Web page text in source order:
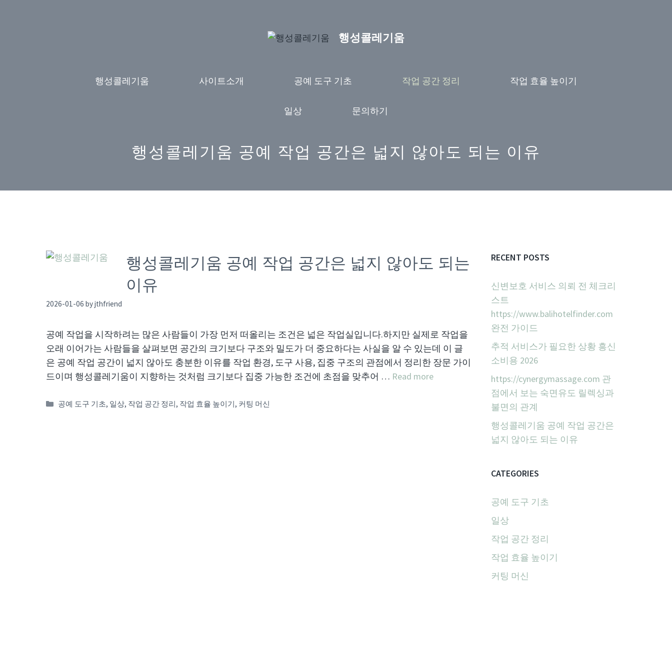
행성콜레기움
행성콜레기움 사이트소개 공예 도구 기초 작업 공간 정리 작업 효율 높이기
일상 문의하기
행성콜레기움 공예 작업 공간은 넓지 않아도 되는 이유
행성콜레기움 공예 작업 공간은 넓지 않아도 되는
이유
2026-01-06 byjthfriend
공예 작업을 시작하려는 많은 사람들이 가장 먼저 떠올리는 조건은 넓은 작업실입니다.하지만 실제로 작업을
오래 이어가는 사람들을 살펴보면 공간의 크기보다 구조와 밀도가 더 중요하다는 사실을 알 수 있는데 이 글
은 공예 작업 공간이 넓지 않아도 충분한 이유를 작업 환경, 도구 사용, 집중 구조의 관점에서 정리한 장문 가이
드이며 행성콜레기움이 지향하는 것처럼 크기보다 집중 가능한 조건에 초점을 맞추어 … Read more
Categories
공예 도구 기초, 일상, 작업 공간 정리, 작업 효율 높이기, 커팅 머신
RECENT POSTS
신변보호 서비스 의뢰 전 체크리
스트
https://www.balihotelfinder.com
완전 가이드
추적 서비스가 필요한 상황 흥신
소비용 2026
https://cynergymassage.com 관
점에서 보는 숙면유도 릴렉싱과
불면의 관계
행성콜레기움 공예 작업 공간은
넓지 않아도 되는 이유
CATEGORIES
공예 도구 기초
일상
작업 공간 정리
작업 효율 높이기
커팅 머신